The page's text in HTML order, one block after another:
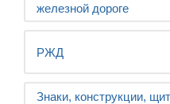
железной дороге
РЖД
Знаки, конструкции,